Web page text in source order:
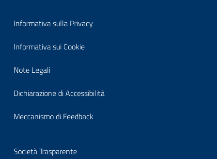
Block
it-
block-
footerprivacy
Informativa sulla Privacy
Informativa sui Cookie
Note Legali
Dichiarazione di Accessibilità
Meccanismo di Feedback
Società Trasparente